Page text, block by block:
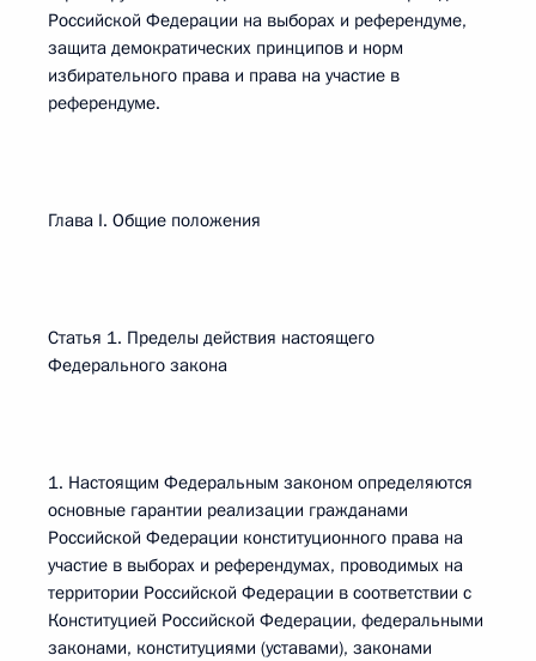
Российской Федерации на выборах и референдуме,
защита демократических принципов и норм
избирательного права и права на участие в
референдуме.
Глава I. Общие положения
Статья 1. Пределы действия настоящего
Федерального закона
1. Настоящим Федеральным законом определяются
основные гарантии реализации гражданами
Российской Федерации конституционного права на
участие в выборах и референдумах, проводимых на
территории Российской Федерации в соответствии с
Конституцией Российской Федерации, федеральными
законами, конституциями (уставами), законами